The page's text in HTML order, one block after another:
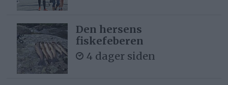
Den hersens
fiskefeberen
4 dager siden